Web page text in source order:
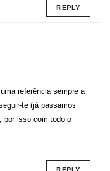
REPLY
referência sempre a
te (já passamos
por isso com todo o